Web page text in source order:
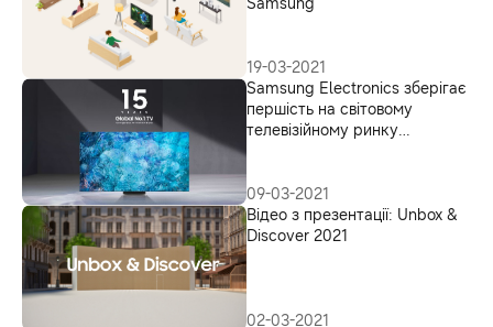
Samsung
19-03-2021
Samsung Electronics зберігає
першість на світовому
телевізійному ринку
09-03-2021
Відео з презентації: Unbox &
Discover 2021
02-03-2021